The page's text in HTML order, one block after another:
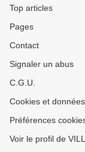
Top articles
Pages
Contact
Signaler un abus
C.G.U.
Cookies et
Préférences
Voir le profil de